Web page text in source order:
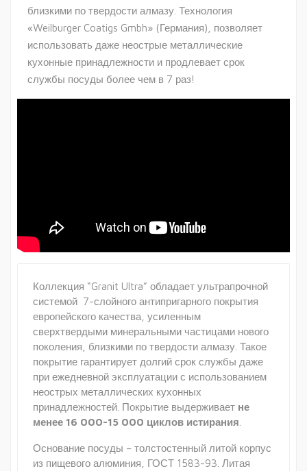
близкими по твердости алмазу. Технология
«Weilburger Coatigs Gmbh» (Германия), позволяет
использовать даже неострые металлические
кухонные принадлежности и продлевает срок
службы посуды более чем в 7 раз!
Коллекция “Granit Ultra” обладает ультрапрочной
системой 7-слойного антипригарного покрытия
европейского качества, усиленным
сверхтвердыми минеральными частицами нового
поколения, близкими по твердости алмазу. Такое
покрытие гарантирует долгий срок службы даже
при ежедневной эксплуатации с использованием
неострых металлических кухонных
принадлежностей. Покрытие выдерживает не
менее 16 000-15 000 циклов истирания
Основание посуды – толстостенный литой корпус
из пищевого алюминия, ГОСТ 1583-93. Литая